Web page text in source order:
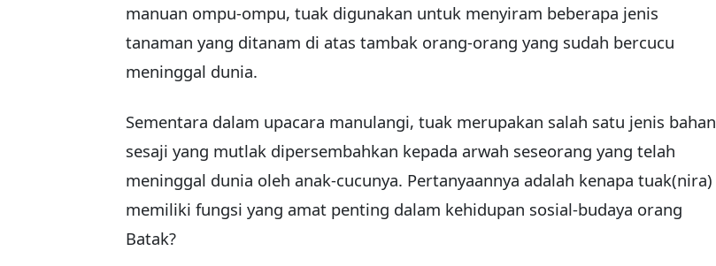
manuan ompu-ompu, tuak digunakan untuk menyiram beberapa jenis
tanaman yang ditanam di atas tambak orang-orang yang sudah bercucu
meninggal dunia.
Sementara dalam upacara manulangi, tuak merupakan salah satu jenis bahan
sesaji yang mutlak dipersembahkan kepada arwah seseorang yang telah
meninggal dunia oleh anak-cucunya. Pertanyaannya adalah kenapa tuak(nira)
memiliki fungsi yang amat penting dalam kehidupan sosial-budaya orang
Batak?